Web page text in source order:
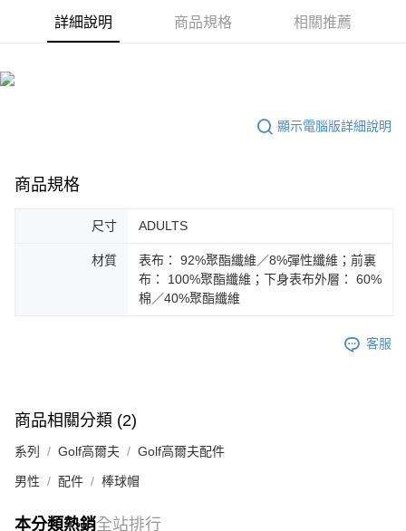
運送方式
每筆NT$150，滿NT$1,800(含以上)免運費
宅配貨到付款(離島恕不配送)
詳細說明 商品規格 相關推薦
顯示電腦版詳細說明
商品規格
尺寸 ADULTS
材質
表布： 92%聚酯纖維／8%彈性纖維；前裏
布： 100%聚酯纖維；下身表布外層： 60%
棉／40%聚酯纖維
客服
商品相關分類 (2)
系列 Golf高爾夫 Golf高爾夫配件
男性 配件 棒球帽
本分類熱銷全站排行